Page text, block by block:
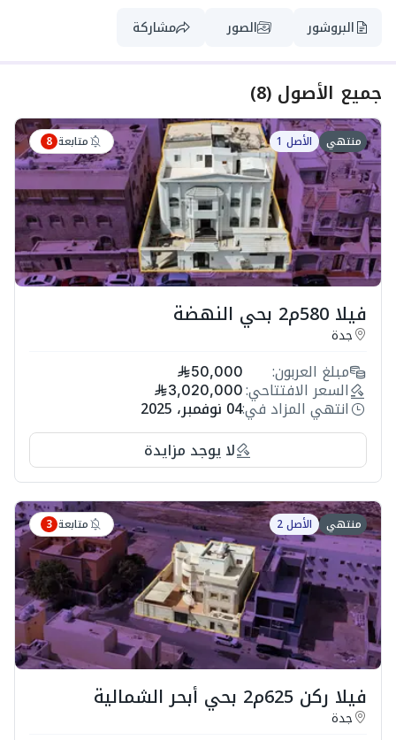
البروشور الصور مشاركة
جميع الأصول (
8
)
منتهي الأصل 1 متابعة 8
فيلا 580م2 بحي النهضة
جدة
مبلغ العربون: 50,000
السعر الافتتاحي: 3,020,000
انتهي المزاد في:04 نوفمبر، 2025
لا يوجد مزايدة
منتهي الأصل 2 متابعة 3
فيلا ركن 625م2 بحي أبحر الشمالية
جدة